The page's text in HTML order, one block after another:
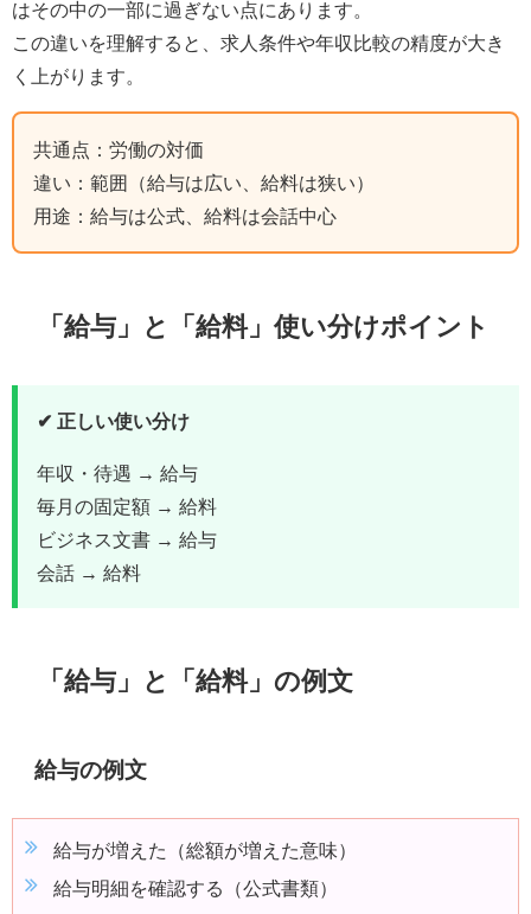
はその中の一部に過ぎない点にあります。
この違いを理解すると、求人条件や年収比較の精度が大き
く上がります。
共通点：労働の対価
違い：範囲（給与は広い、給料は狭い）
用途：給与は公式、給料は会話中心
「給与」と「給料」使い分けポイント
✔ 正しい使い分け
年収・待遇 → 給与
毎月の固定額 → 給料
ビジネス文書 → 給与
会話 → 給料
「給与」と「給料」の例文
給与の例文
給与が増えた（総額が増えた意味）
給与明細を確認する（公式書類）